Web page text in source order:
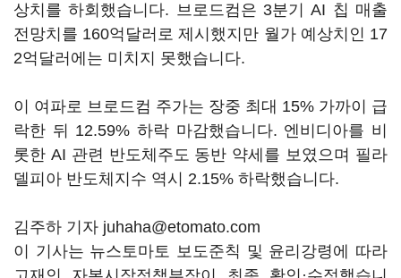
상치를 하회했습니다. 브로드컴은 3분기 AI 칩 매출
전망치를 160억달러로 제시했지만 월가 예상치인 17
2억달러에는 미치지 못했습니다.
이 여파로 브로드컴 주가는 장중 최대 15% 가까이 급
락한 뒤 12.59% 하락 마감했습니다. 엔비디아를 비
롯한 AI 관련 반도체주도 동반 약세를 보였으며 필라
델피아 반도체지수 역시 2.15% 하락했습니다.
김주하 기자 juhaha@etomato.com
이 기사는 뉴스토마토 보도준칙 및 윤리강령에 따라